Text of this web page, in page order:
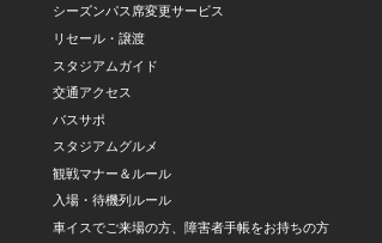
シーズンパス席変更サービス
リセール・譲渡
スタジアムガイド
交通アクセス
バスサポ
スタジアムグルメ
観戦マナー＆ルール
入場・待機列ルール
車イスでご来場の方、障害者手帳をお持ちの方